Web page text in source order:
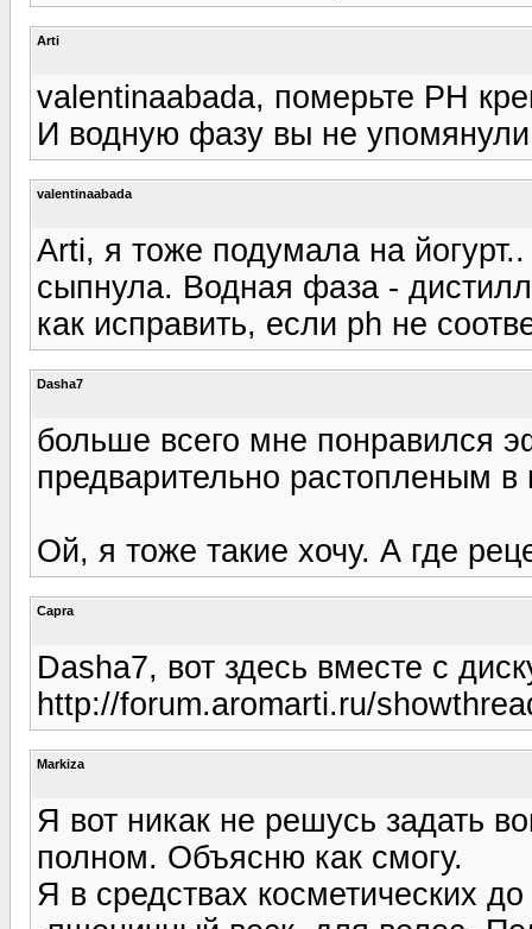
Arti
valentinaabada, померьте РН
И водную фазу вы не
valentinaabada
Arti, я тоже подумала на
сыпнула. Водная фаза -
как исправить, если ph не
Dasha7
больше всего мне понравился
предварительно растопленым
Ой, я тоже такие хочу. А где
Capra
Dasha7, вот здесь вместе с
http://forum.aromarti.ru/
Markiza
Я вот никак не решусь задать
полном. Объясню как смогу.
Я в средствах косметических